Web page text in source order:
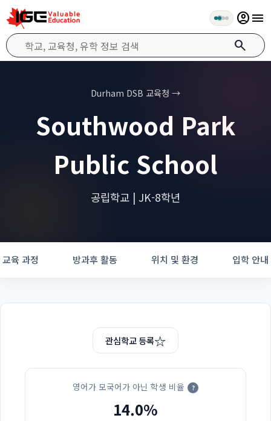
search
account_circlemenu
Durham DSB 교육청 →
Southwood Park
Public School
공립학교 | JK-8학년
교육 과정 방과후 활동 위치 및 환경 입학 안내
관심학교 등록☆
영어가 모국어가 아닌 학생 비율 ?
14.0%